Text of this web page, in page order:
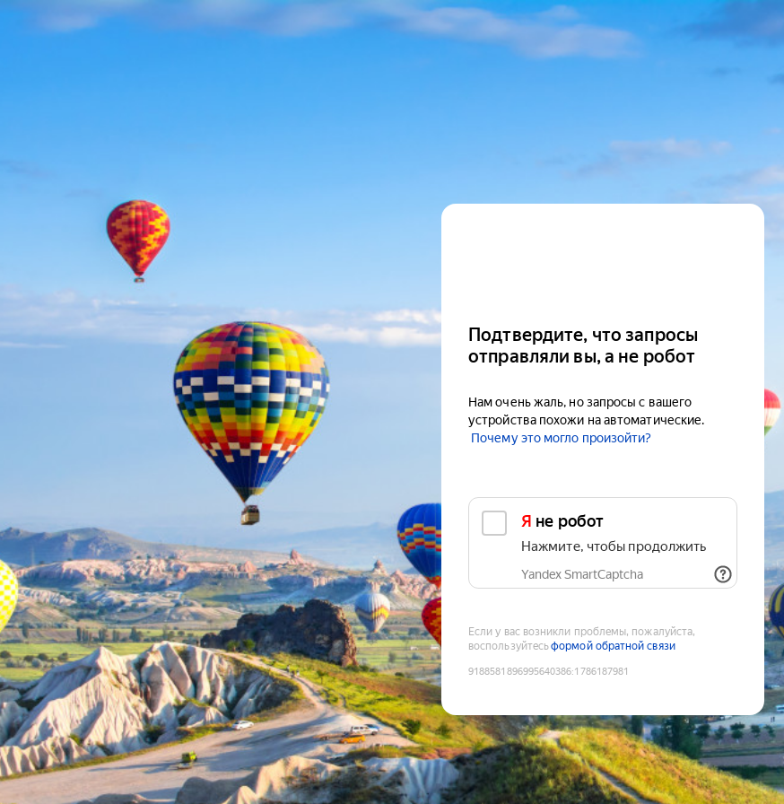
Подтвердите, что запросы
отправляли вы, а не робот
Нам очень жаль, но запросы с вашего
устройства похожи на автоматические.
Почему это могло произойти?
Я не робот
Нажмите, чтобы продолжить
Yandex SmartCaptcha
Если у вас возникли проблемы, пожалуйста,
воспользуйтесьформой обратной связи
9188581896995640386:1786187981